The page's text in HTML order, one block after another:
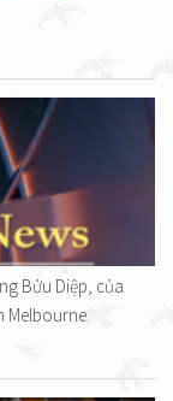
Bửu Diệp, của
Melbourne.